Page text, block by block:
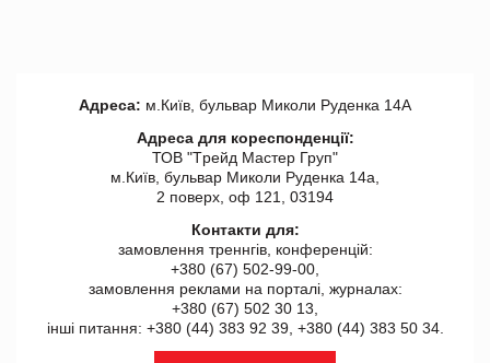
Адреса: м.Київ, бульвар Миколи Руденка 14А
Адреса для кореспонденції:
ТОВ "Tрейд Мастер Груп"
м.Київ, бульвар Миколи Руденка 14а,
2 поверх, оф 121, 03194
Контакти для:
замовлення треннгів, конференцій:
+380 (67) 502-99-00,
замовлення реклами на порталі, журналах:
+380 (67) 502 30 13,
інші питання: +380 (44) 383 92 39, +380 (44) 383 50 34.